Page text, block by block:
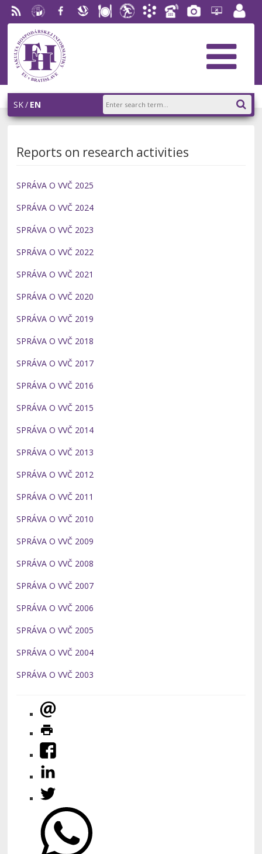
RSS University
of
Economics
in
Bratislava
Facebook
SlovakDiningStudentAcademic
PhoneGalleryHelpdesk
EUBAportal
SK EN
Reports on research activities
SPRÁVA O VVČ 2025
SPRÁVA O VVČ 2024
SPRÁVA O VVČ 2023
SPRÁVA O VVČ 2022
SPRÁVA O VVČ 2021
SPRÁVA O VVČ 2020
SPRÁVA O VVČ 2019
SPRÁVA O VVČ 2018
SPRÁVA O VVČ 2017
SPRÁVA O VVČ 2016
SPRÁVA O VVČ 2015
SPRÁVA O VVČ 2014
SPRÁVA O VVČ 2013
SPRÁVA O VVČ 2012
SPRÁVA O VVČ 2011
SPRÁVA O VVČ 2010
SPRÁVA O VVČ 2009
SPRÁVA O VVČ 2008
SPRÁVA O VVČ 2007
SPRÁVA O VVČ 2006
SPRÁVA O VVČ 2005
SPRÁVA O VVČ 2004
SPRÁVA O VVČ 2003